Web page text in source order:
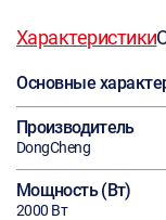
Характеристики
Основные
Производитель
DongCheng
Мощность (Вт)
2000 Вт